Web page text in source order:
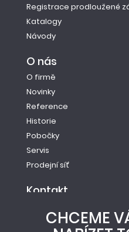
Registrace prodloužené
Katalogy
Návody
O nás
O firmě
Novinky
Reference
Historie
Pobočky
Servis
Prodejní síť
Kontakt
E-mail:CHCEME